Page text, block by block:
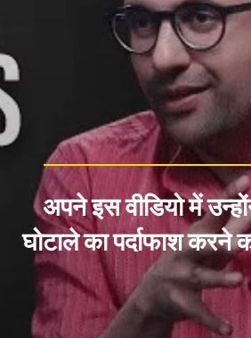
अपने इस वीडियो में